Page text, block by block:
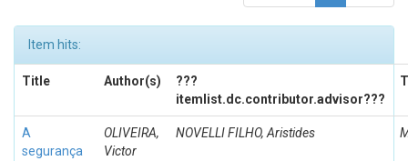
Item hits:
Title Author(s)
???
itemlist.dc.contributor.advisor???
A
segurança
OLIVEIRA,
Victor
NOVELLI FILHO, Aristides